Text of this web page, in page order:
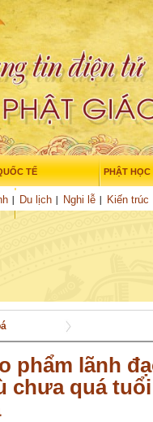
TẾ PHẬT HỌC
NGHIÊN CỨU
Du lịch Nghi lễ Kiến trúc
phẩm lãnh
chưa quá